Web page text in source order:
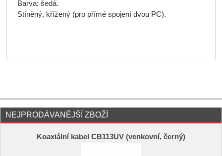
Barva: šedá.
Stíněný, křížený (pro přímé spojení dvou PC).
NEJPRODÁVANĚJŠÍ ZBOŽÍ
Koaxiální kabel CB113UV (venkovní, černý)